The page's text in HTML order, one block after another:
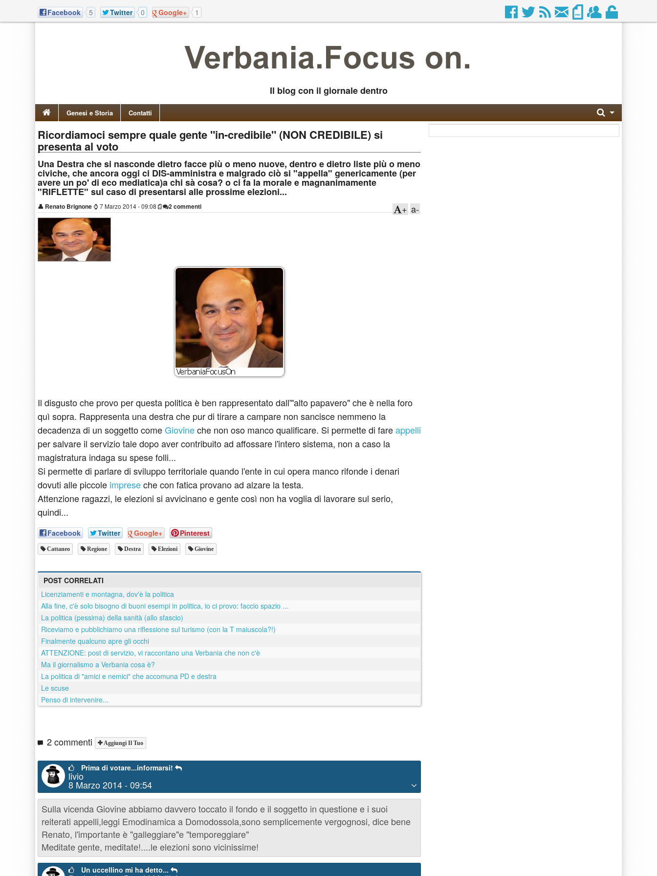
Facebook 5 Twitter 0 Google+ 1
Il blog con il giornale dentro
Genesi e Storia Contatti
Ricordiamoci sempre quale gente "in-credibile" (NON CREDIBILE) si
presenta al voto
Una Destra che si nasconde dietro facce più o meno nuove, dentro e dietro liste più o meno
civiche, che ancora oggi ci DIS-amministra e malgrado ciò si "appella" genericamente (per
avere un po' di eco mediatica)a chi sà cosa? o ci fa la morale e magnanimamente
"RIFLETTE" sul caso di presentarsi alle prossime elezioni...
👤 Renato Brignone ⌚ 7 Marzo 2014 - 09:08 2 commenti a-
+
Il disgusto che provo per questa politica è ben rappresentato dall'"alto papavero" che è nella foro
quì sopra. Rappresenta una destra che pur di tirare a campare non sancisce nemmeno la
decadenza di un soggetto comeGiovineche non oso manco qualificare. Si permette di fareappelli
per salvare il servizio tale dopo aver contribuito ad affossare l'intero sistema, non a caso la
magistratura indaga su spese folli...
Si permette di parlare di sviluppo territoriale quando l'ente in cui opera manco rifonde i denari
dovuti alle piccole impreseche con fatica provano ad alzare la testa.
Attenzione ragazzi, le elezioni si avvicinano e gente così non ha voglia di lavorare sul serio,
quindi...
Facebook Twitter Google+ Pinterest
Cattaneo Regione Destra Elezioni Giovine
POST CORRELATI
Licenziamenti e montagna, dov'è la politica
Alla fine, c'è solo bisogno di buoni esempi in politica, io ci provo: faccio spazio ...
La politica (pessima) della sanità (allo sfascio)
Riceviamo e pubblichiamo una riflessione sul turismo (con la T maiuscola?!)
Finalmente qualcuno apre gli occhi
ATTENZIONE: post di servizio, vi raccontano una Verbania che non c'è
Ma il giornalismo a Verbania cosa è?
La politica di "amici e nemici" che accomuna PD e destra
Le scuse
Penso di intervenire...
2 commenti Aggiungi Il Tuo
Prima di votare...informarsi!
livio
8 Marzo 2014 - 09:54
Sulla vicenda Giovine abbiamo davvero toccato il fondo e il soggetto in questione e i suoi
reiterati appelli,leggi Emodinamica a Domodossola,sono semplicemente vergognosi, dice bene
Renato, l'importante è "galleggiare"e "temporeggiare"
Meditate gente, meditate!....le elezioni sono vicinissime!
Un uccellino mi ha detto...